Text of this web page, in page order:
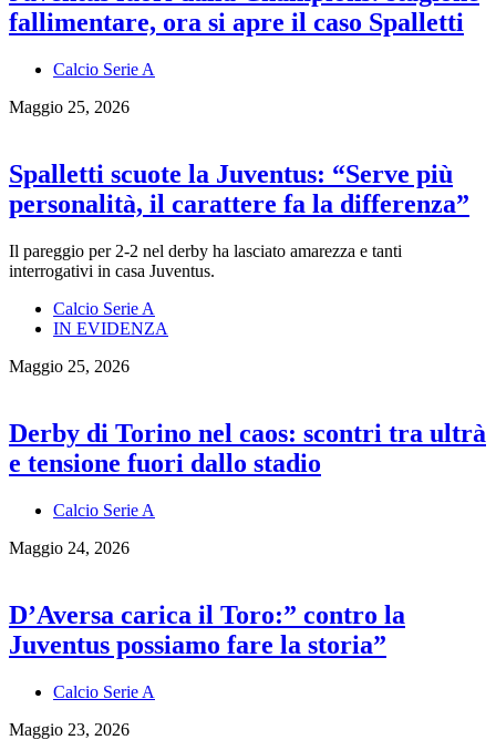
fallimentare, ora si apre il caso Spalletti
Calcio Serie A
Maggio 25, 2026
Spalletti scuote la Juventus: “Serve più
personalità, il carattere fa la differenza”
Il pareggio per 2-2 nel derby ha lasciato amarezza e tanti
interrogativi in casa Juventus.
Calcio Serie A
IN EVIDENZA
Maggio 25, 2026
Derby di Torino nel caos: scontri tra ultrà
e tensione fuori dallo stadio
Calcio Serie A
Maggio 24, 2026
D’Aversa carica il Toro:” contro la
Juventus possiamo fare la storia”
Calcio Serie A
Maggio 23, 2026